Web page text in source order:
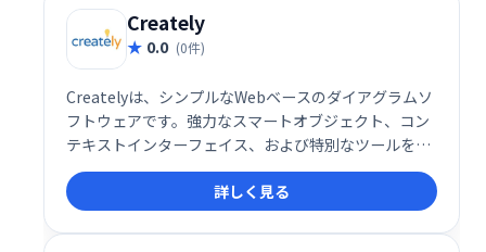
Creately
0.0 (0件)
Createlyは、シンプルなWebベースのダイアグラムソ
フトウェアです。強力なスマートオブジェクト、コン
テキストインターフェイス、および特別なツールを備
えているため、<a
href="http://ktkm.net/p/visio/">Visio</a>のよう
な他のソフトウェアと比べて、ユーザーはより迅速に
図を作成できます。
詳しく見る